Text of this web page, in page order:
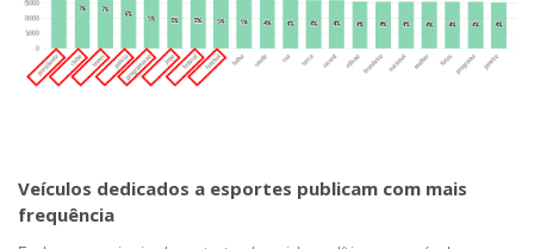
Veículos dedicados a esportes publicam com mais
frequência